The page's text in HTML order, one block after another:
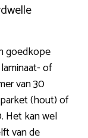
goedkope
of
van 30
(hout) of
Het kan wel
van de